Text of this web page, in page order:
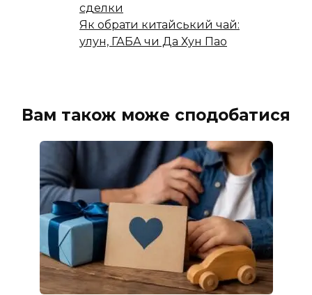
сделки
Як обрати китайський чай:
улун, ГАБА чи Да Хун Пао
Вам також може сподобатися